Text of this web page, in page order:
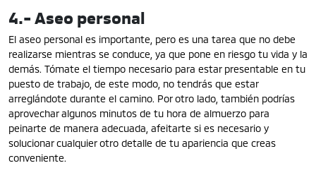
4.- Aseo personal
El aseo personal es importante, pero es una tarea que no debe
realizarse mientras se conduce, ya que pone en riesgo tu vida y la
demás. Tómate el tiempo necesario para estar presentable en tu
puesto de trabajo, de este modo, no tendrás que estar
arreglándote durante el camino. Por otro lado, también podrías
aprovechar algunos minutos de tu hora de almuerzo para
peinarte de manera adecuada, afeitarte si es necesario y
solucionar cualquier otro detalle de tu apariencia que creas
conveniente.